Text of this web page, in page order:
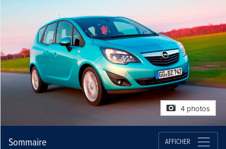
4 photos
Sommaire AFFICHER